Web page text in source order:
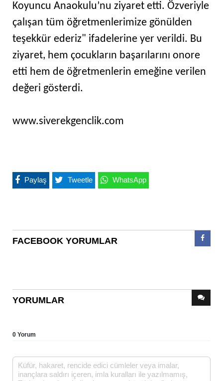
Koyuncu Anaokulu’nu ziyaret etti. Özveriyle
çalışan tüm öğretmenlerimize gönülden
teşekkür ederiz" ifadelerine yer verildi. Bu
ziyaret, hem çocukların başarılarını onore
etti hem de öğretmenlerin emeğine verilen
değeri gösterdi.
www.siverekgenclik.com
Paylaş Tweetle WhatsApp
FACEBOOK YORUMLAR
YORUMLAR
0 Yorum